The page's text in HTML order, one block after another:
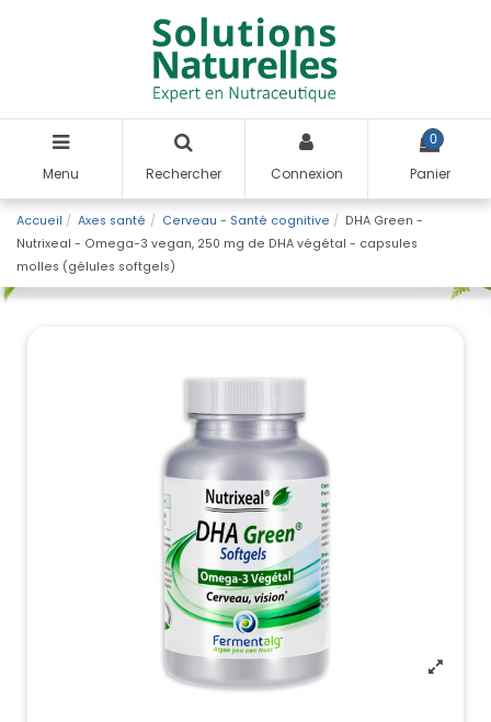
Menu Rechercher Connexion
0
Panier
Accueil Axes santé Cerveau - Santé cognitive
DHA Green -
Nutrixeal - Omega-3 vegan, 250 mg de DHA végétal - capsules
molles (gélules softgels)